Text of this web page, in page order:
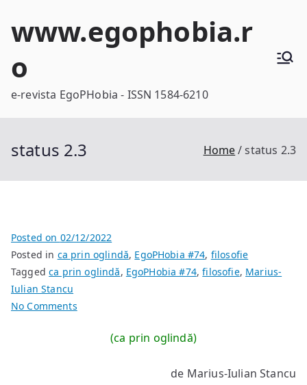
www.egophobia.r
o
e-revista EgoPHobia - ISSN 1584-6210
status 2.3 Home status 2.3
Posted on 02/12/2022
Posted in ca prin oglindă, EgoPHobia #74, filosofie
Taggedca prin oglindă, EgoPHobia #74,filosofie, Marius-
Iulian Stancu
No Commentson
(ca prin oglindă)
de Marius-Iulian Stancu